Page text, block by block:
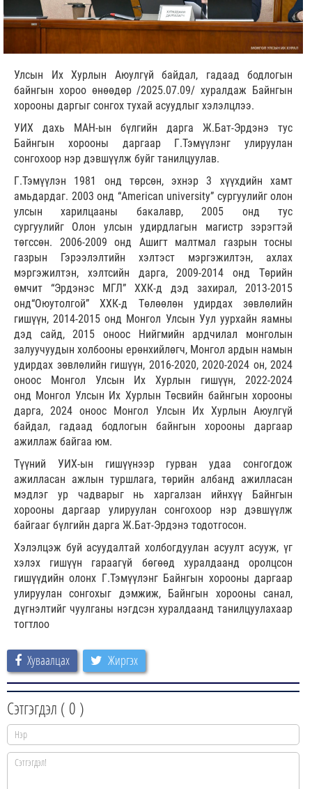
Улсын Их Хурлын Аюулгүй байдал, гадаад бодлогын
байнгын хороо өнөөдөр /2025.07.09/ хуралдаж Байнгын
хорооны даргыг сонгох тухай асуудлыг хэлэлцлээ.
УИХ дахь МАН-ын бүлгийн дарга Ж.Бат-Эрдэнэ тус
Байнгын хорооны даргаар Г.Тэмүүлэнг улируулан
сонгохоор нэр дэвшүүлж буйг танилцуулав.
Г.Тэмүүлэн 1981 онд төрсөн, эхнэр 3 хүүхдийн хамт
амьдардаг. 2003 онд “American university” сургуулийг олон
улсын харилцааны бакалавр, 2005 онд тус
сургуулийг Олон улсын удирдлагын магистр зэрэгтэй
төгссөн. 2006-2009 онд Ашигт малтмал газрын тосны
газрын Гэрээлэлтийн хэлтэст мэргэжилтэн, ахлах
мэргэжилтэн, хэлтсийн дарга, 2009-2014 онд Төрийн
өмчит “Эрдэнэс МГЛ” ХХК-д дэд захирал, 2013-2015
онд“Оюутолгой” ХХК-д Төлөөлөн удирдах зөвлөлийн
гишүүн, 2014-2015 онд Монгол Улсын Уул уурхайн яамны
дэд сайд, 2015 оноос Нийгмийн ардчилал монголын
залуучуудын холбооны ерөнхийлөгч, Монгол ардын намын
удирдах зөвлөлийн гишүүн, 2016-2020, 2020-2024 он, 2024
оноос Монгол Улсын Их Хурлын гишүүн, 2022-2024
онд Монгол Улсын Их Хурлын Төсвийн байнгын хорооны
дарга, 2024 оноос Монгол Улсын Их Хурлын Аюулгүй
байдал, гадаад бодлогын байнгын хорооны даргаар
ажиллаж байгаа юм.
Түүний УИХ-ын гишүүнээр гурван удаа сонгогдож
ажилласан ажлын туршлага, төрийн албанд ажилласан
мэдлэг ур чадварыг нь харгалзан ийнхүү Байнгын
хорооны даргаар улируулан сонгохоор нэр дэвшүүлж
байгааг бүлгийн дарга Ж.Бат-Эрдэнэ тодотгосон.
Хэлэлцэж буй асуудалтай холбогдуулан асуулт асууж, үг
хэлэх гишүүн гараагүй бөгөөд хуралдаанд оролцсон
гишүүдийн олонх Г.Тэмүүлэнг Байнгын хорооны даргаар
улируулан сонгохыг дэмжиж, Байнгын хорооны санал,
дүгнэлтийг чуулганы нэгдсэн хуралдаанд танилцуулахаар
тогтлоо
Хуваалцах Жиргэх
Сэтгэгдэл ( 0 )